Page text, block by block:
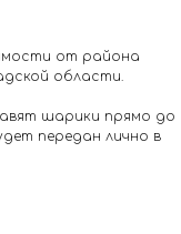
от района
области.
шарики прямо до
передан лично в